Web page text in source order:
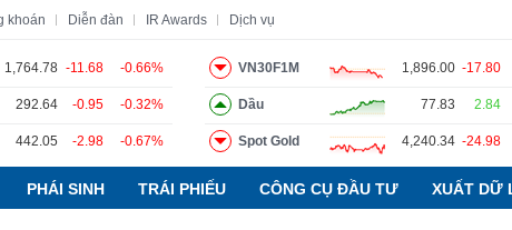
khoán Diễn đàn IR Awards Dịch vụ
1,764.78 -11.68 -0.66%
292.64 -0.95 -0.32%
442.05 -2.98 -0.67%
VN30F1M 1,896.00 -17.80
Dầu 77.83 2.84
Spot Gold 4,240.34 -24.98
PHÁI SINH TRÁI PHIẾU CÔNG CỤ ĐẦU TƯ XUẤT DỮ
Báo cáo phân tích Thuật ngữ